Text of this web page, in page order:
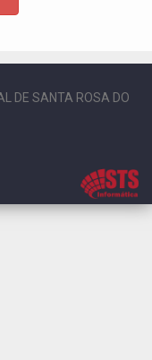
DE SANTA ROSA DO